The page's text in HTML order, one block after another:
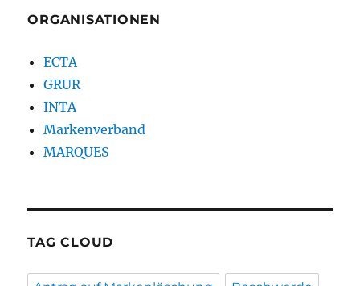
ORGANISATIONEN
ECTA
GRUR
INTA
Markenverband
MARQUES
TAG CLOUD